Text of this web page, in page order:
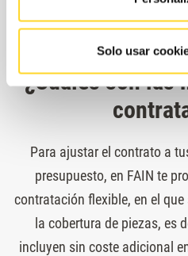
Solo usar
¿Cuáles son las
Para ajustar el contrato a
presupuesto, en FAIN te
contratación flexible, en el
la cobertura de piezas, es
incluyen sin coste adicional